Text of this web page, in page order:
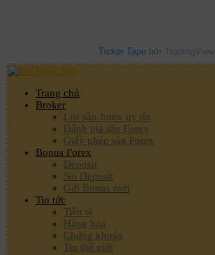
Ticker Tape bởi TradingView
Trang chủ
Broker
List sàn forex uy tín
Đánh giá sàn Forex
Giấy phép sàn Forex
Bonus Forex
Deposit
No Deposit
Gửi Bonus mới
Tin tức
Tiền tệ
Hàng hoá
Chứng khoán
Tin thế giới